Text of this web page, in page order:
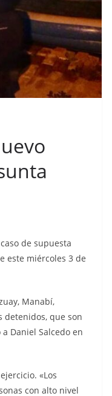
de supuesta
este miércoles 3 de
Manabí,
detenidos, que son
Daniel Salcedo en
«Los
con alto nivel
municipal
de